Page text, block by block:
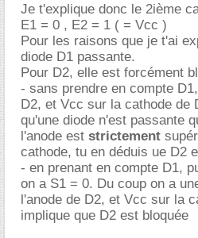
Je t'explique donc le 2ième
E1 = 0 , E2 = 1 ( = Vcc )
Pour les raisons que je t'ai
diode D1 passante.
Pour D2, elle est forcément
- sans prendre en compte
D2, et Vcc sur la cathode de
qu'une diode n'est passante
l'anode est strictement
cathode, tu en déduis ue D2
- en prenant en compte D1,
on a S1 = 0. Du coup on a
l'anode de D2, et Vcc sur la
implique que D2 est bloquée